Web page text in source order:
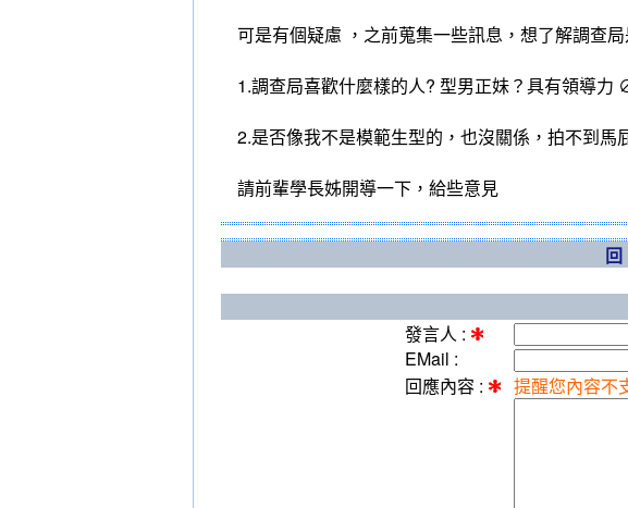
可是有個疑慮 ，之前蒐集一些訊息，想了解調查
1.調查局喜歡什麼樣的人? 型男正妹？具有領導
2.是否像我不是模範生型的，也沒關係，拍不到馬
請前輩學長姊開導一下，給些意見
發言人 :
EMail :
提醒您內容不
回應內容 :